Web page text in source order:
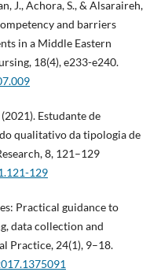
J., Achora, S., & Alsaraireh,
and barriers
in a Middle Eastern
18(4), e233-e240.
Estudante de
qualitativo da tipologia de
8, 121–129
129
Practical guidance to
data collection and
Practice, 24(1), 9–18.